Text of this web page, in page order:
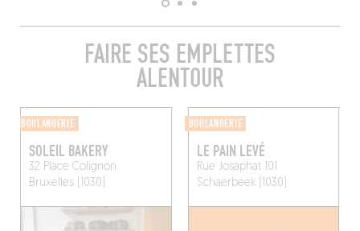
FAIRE SES EMPLETTES
ALENTOUR
BOULANGERIE
SOLEIL BAKERY
32 Place Colignon
Bruxelles (1030)
BOULANGERIE
LE PAIN LEVÉ
Rue Josaphat 101
Schaerbeek (1030)